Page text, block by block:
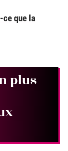
ce que la
plus